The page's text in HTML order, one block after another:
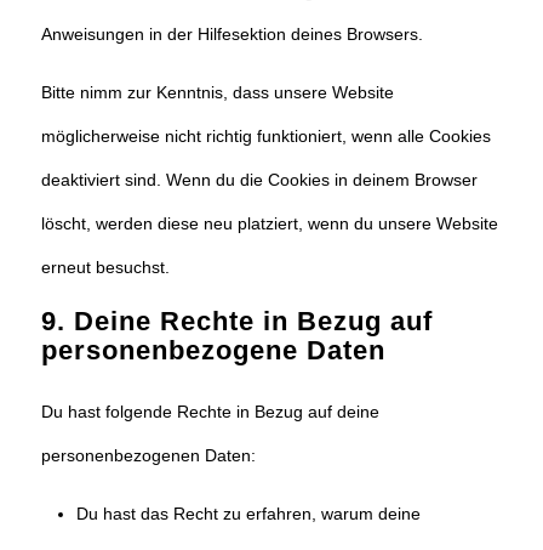
Anweisungen in der Hilfesektion deines Browsers.
Bitte nimm zur Kenntnis, dass unsere Website
möglicherweise nicht richtig funktioniert, wenn alle Cookies
deaktiviert sind. Wenn du die Cookies in deinem Browser
löscht, werden diese neu platziert, wenn du unsere Website
erneut besuchst.
9. Deine Rechte in Bezug auf
personenbezogene Daten
Du hast folgende Rechte in Bezug auf deine
personenbezogenen Daten:
Du hast das Recht zu erfahren, warum deine